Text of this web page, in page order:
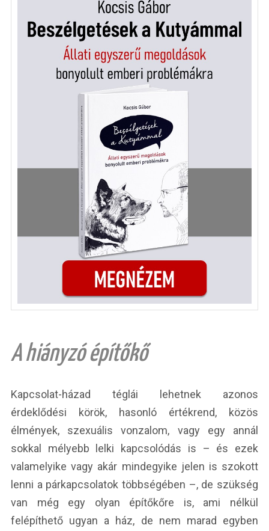
A hiányzó építőkő
Kapcsolat-házad téglái lehetnek azonos
érdeklődési körök, hasonló értékrend, közös
élmények, szexuális vonzalom, vagy egy annál
sokkal mélyebb lelki kapcsolódás is – és ezek
valamelyike vagy akár mindegyike jelen is szokott
lenni a párkapcsolatok többségében –, de szükség
van még egy olyan építőkőre is, ami nélkül
felépíthető ugyan a ház, de nem marad egyben